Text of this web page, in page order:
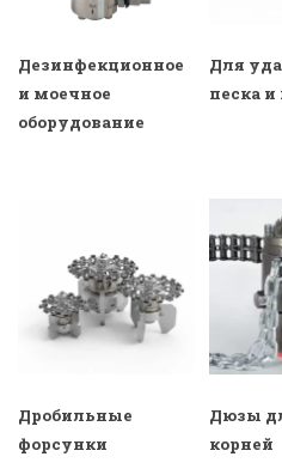
Дезинфекционное
и моечное
оборудование
Для
песка
Дробильные
форсунки
Дюзы
корней